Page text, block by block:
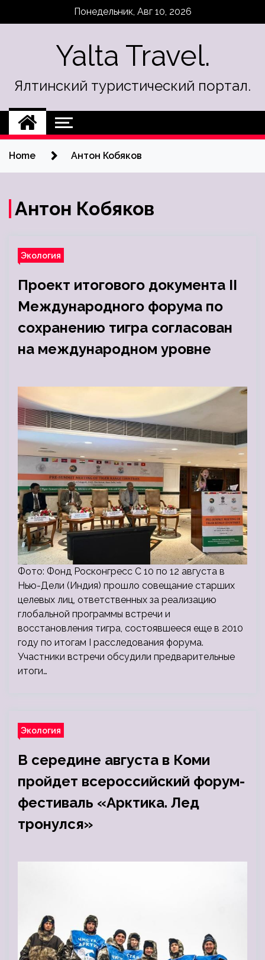
Понедельник, Авг 10, 2026
Yalta Travel.
Ялтинский туристический портал.
Home Антон Кобяков
Антон Кобяков
Экология
Проект итогового документа II
Международного форума по
сохранению тигра согласован
на международном уровне
Фото: Фонд Росконгресс С 10 по 12 августа в
Нью-Дели (Индия) прошло совещание старших
целевых лиц, ответственных за реализацию
глобальной программы встречи и
восстановления тигра, состоявшееся еще в 2010
году по итогам I расследования форума.
Участники встречи обсудили предварительные
итоги…
Экология
В середине августа в Коми
пройдет всероссийский форум-
фестиваль «Арктика. Лед
тронулся»